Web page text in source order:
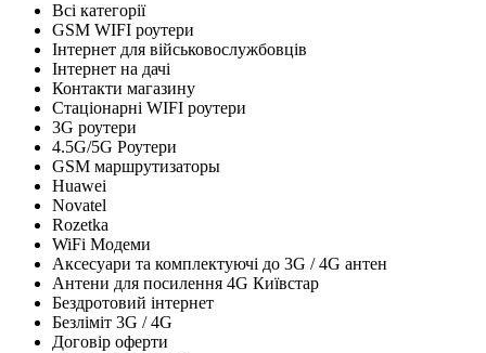
Всі категорії
GSM WIFI роутери
Інтернет для військовослужбовців
Інтернет на дачі
Контакти магазину
Стаціонарні WIFI роутери
3G роутери
4.5G/5G Роутери
GSM маршрутизаторы
Huawei
Novatel
Rozetka
WiFi Модеми
Аксесуари та комплектуючі до 3G / 4G антен
Антени для посилення 4G Київстар
Бездротовий інтернет
Безліміт 3G / 4G
Договір оферти